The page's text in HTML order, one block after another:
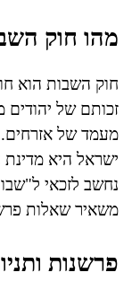
מהו חוק
חוק השבות הוא
זכותם של יהודים
מעמד של אזרחים.
ישראל היא
נחשב לזכאי
משאיר שאלות
פרשנות